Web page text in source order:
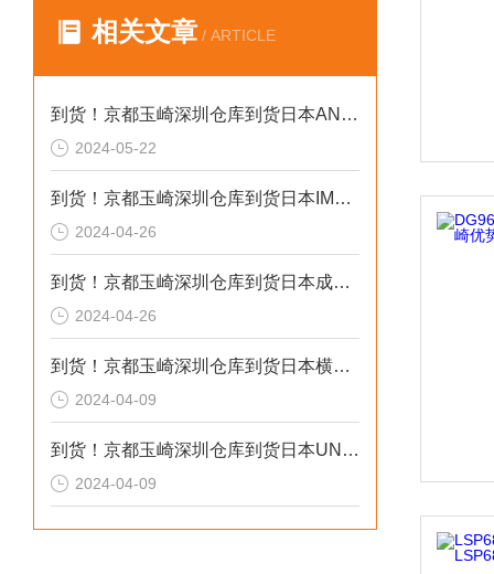
相关文章 / ARTICLE
到货！京都玉崎深圳仓库到货日本AND 电子秤HV-60KCEP
2024-05-22
到货！京都玉崎深圳仓库到货日本IMADA 推拉力计 DST-20N
2024-04-26
到货！京都玉崎深圳仓库到货日本成茂锻针仪MF2
2024-04-26
到货！京都玉崎深圳仓库到货日本横河 电导率仪传感器 SC8SG-R31-T-305-P1-A
2024-04-09
到货！京都玉崎深圳仓库到货日本UNITTA音波式皮带张力计U-550替换U-508
2024-04-09